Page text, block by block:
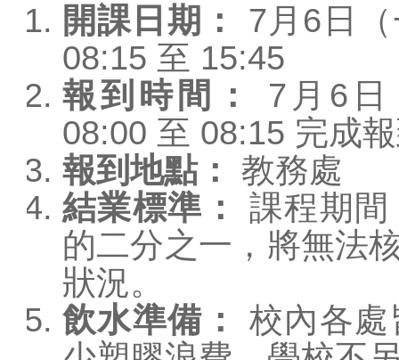
原網站(限校內)
教師數位資源網
全國教師進修網
學習扶助平台
教職員mail
校務相關
課程計劃
教學正常化
公開授課公告
健康促進專區
開課日期：
7月6日
08:15 至 15:45
報到時間：
7月6日
08:00 至 08:15 完成
報到地點：
教務處
結業標準：
課程期
的二分之一，將無法
狀況。
飲水準備：
校內各